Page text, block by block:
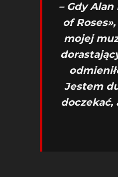
– Gdy
of
mojej
Jestem